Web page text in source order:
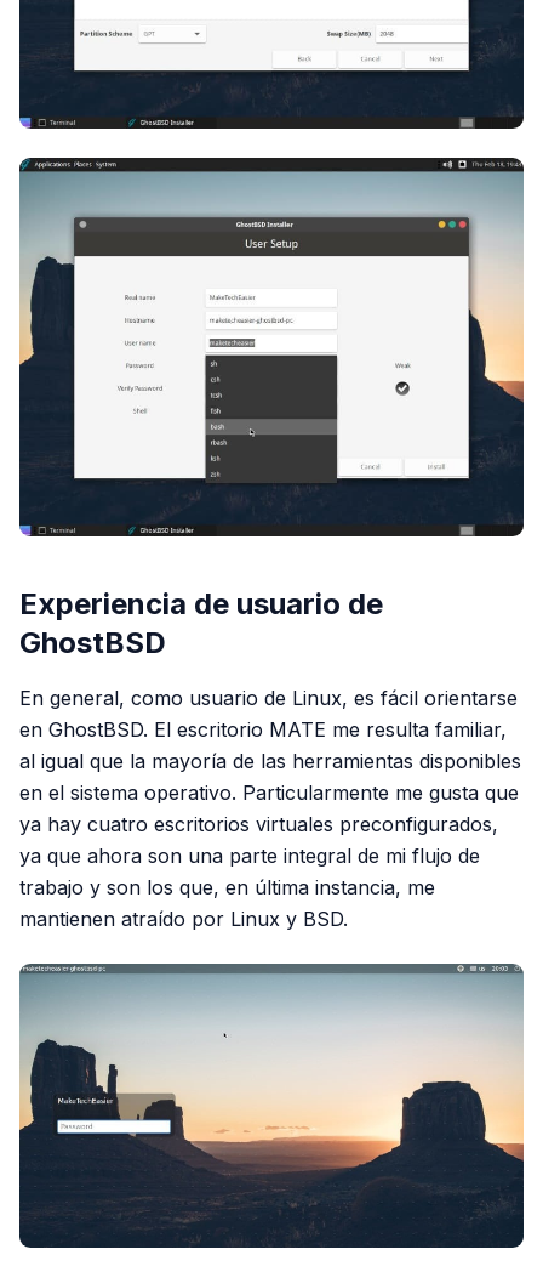
Experiencia de usuario de
GhostBSD
En general, como usuario de Linux, es fácil orientarse
en GhostBSD. El escritorio MATE me resulta familiar,
al igual que la mayoría de las herramientas disponibles
en el sistema operativo. Particularmente me gusta que
ya hay cuatro escritorios virtuales preconfigurados,
ya que ahora son una parte integral de mi flujo de
trabajo y son los que, en última instancia, me
mantienen atraído por Linux y BSD.